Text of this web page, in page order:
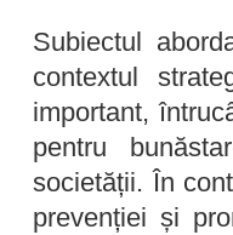
Subiectul
contextul
important,
pentru
societății. În
prevenției și